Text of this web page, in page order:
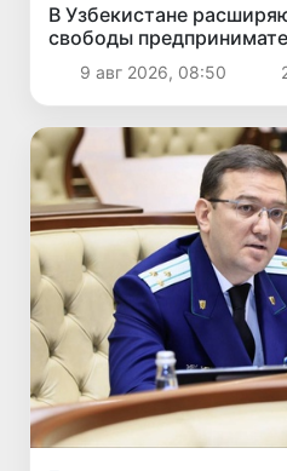
В Узбекистане
свободы
деятельности
9 авг 2026, 08:50